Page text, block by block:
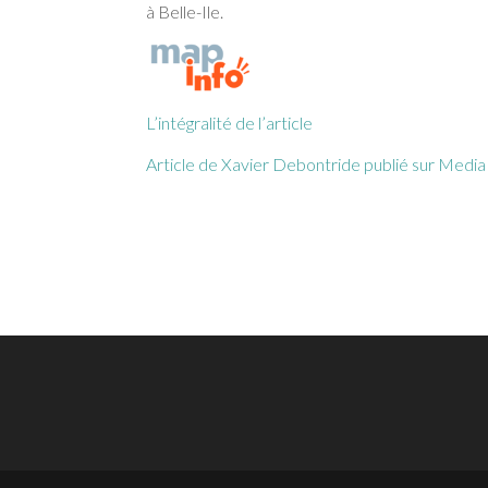
à Belle-Ile.
L’intégralité de l’article
Article de Xavier Debontride publié sur